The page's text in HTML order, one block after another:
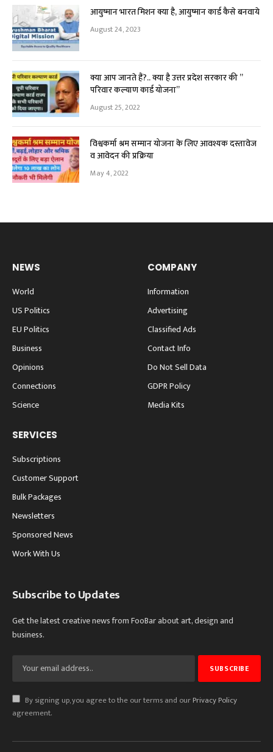
आयुष्मान भारत मिशन क्या है, आयुष्मान कार्ड कैसे बनवाये
August 24, 2023
क्या आप जानते हैं?.. क्या है उत्तर प्रदेश सरकार की ”
परिवार कल्याण कार्ड योजना”
August 25, 2022
विश्वकर्मा श्रम सम्मान योजना के लिए आवश्यक दस्तावेज
व आवेदन की प्रक्रिया
May 4, 2022
NEWS
World
US Politics
EU Politics
Business
Opinions
Connections
Science
COMPANY
Information
Advertising
Classified Ads
Contact Info
Do Not Sell Data
GDPR Policy
Media Kits
SERVICES
Subscriptions
Customer Support
Bulk Packages
Newsletters
Sponsored News
Work With Us
Subscribe to Updates
Get the latest creative news from FooBar about art, design and
business.
By signing up, you agree to the our terms and ourPrivacy Policy
agreement.